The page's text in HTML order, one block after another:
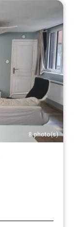
8 photo(s)